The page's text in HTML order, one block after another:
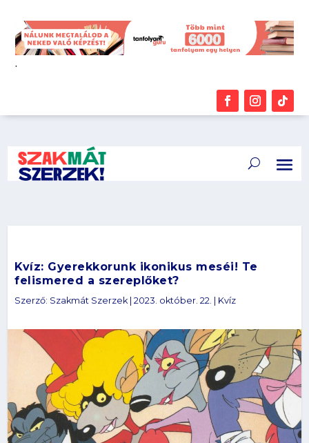
.
Kvíz: Gyerekkorunk ikonikus meséi! Te
felismered a szereplőket?
Szerző: Szakmát Szerzek|2023. október. 22. Kvíz